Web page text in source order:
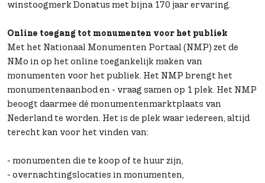
winstoogmerk Donatus met bijna 170 jaar ervaring.
Online toegang tot monumenten voor het publiek
Met het Nationaal Monumenten Portaal (NMP) zet de
NMo in op het online toegankelijk maken van
monumenten voor het publiek. Het NMP brengt het
monumentenaanbod en - vraag samen op 1 plek. Het NMP
beoogt daarmee dé monumentenmarktplaats van
Nederland te worden. Het is de plek waar iedereen, altijd
terecht kan voor het vinden van:
- monumenten die te koop of te huur zijn,
- overnachtingslocaties in monumenten,